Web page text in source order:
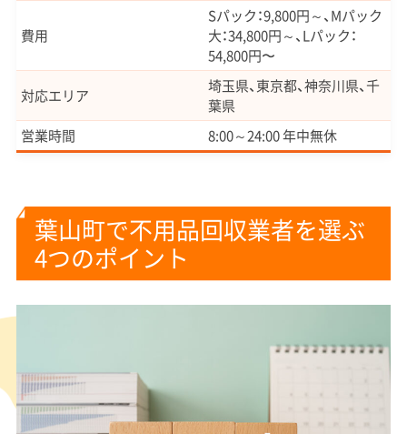
費用
Sパック：9,800円～、Mパック
大：34,800円～、Lパック：
54,800円〜
対応エリア
埼玉県、東京都、神奈川県、千
葉県
営業時間
8:00～24:00 年中無休
葉山町で不用品回収業者を選ぶ
4つのポイント